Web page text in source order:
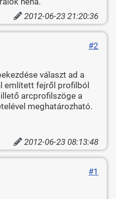
2012-06-23 21:20:36
#2
választ ad a
említett fejről profilból
arcprofilszöge a
meghatározható.
2012-06-23 08:13:48
#1